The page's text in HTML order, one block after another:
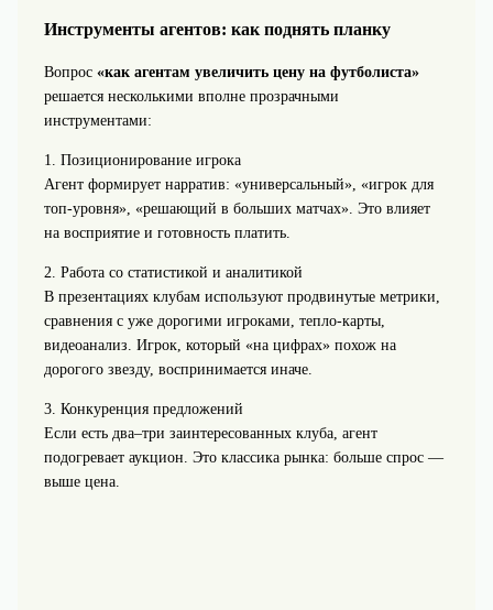
Инструменты агентов: как поднять планку
Вопрос «как агентам увеличить цену на футболиста»
решается несколькими вполне прозрачными
инструментами:
1. Позиционирование игрока
Агент формирует нарратив: «универсальный», «игрок для
топ-уровня», «решающий в больших матчах». Это влияет
на восприятие и готовность платить.
2. Работа со статистикой и аналитикой
В презентациях клубам используют продвинутые метрики,
сравнения с уже дорогими игроками, тепло-карты,
видеоанализ. Игрок, который «на цифрах» похож на
дорогого звезду, воспринимается иначе.
3. Конкуренция предложений
Если есть два–три заинтересованных клуба, агент
подогревает аукцион. Это классика рынка: больше спрос —
выше цена.